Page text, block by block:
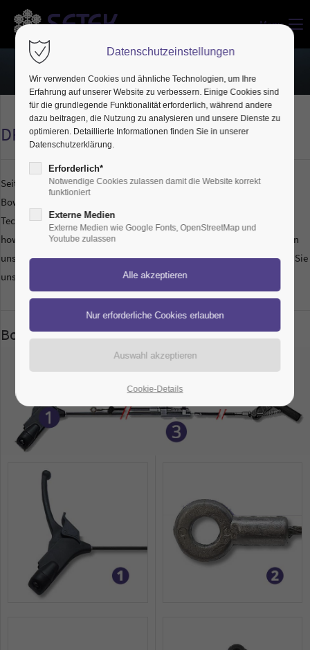
Menu
DRAHTSEIL- & BOWDENZUGTECHNIK
Seit der ersten Stunde entwickelt SETEK Seilzug- und
Bowdenzugsysteme und –bausätze aller Art. Dank unsrer hohen
Technologiedichte haben wir fundiertes Prozess- und Produkt-Know-
how und können alle Produkte für alle Branchen und Anwendungen in
unserem Unternehmen selbst realisieren. Unsere Teilevielfalt können Sie
unserem Standardteilekatalog entnehmen.
Bowdenzug-Beispiel
Datenschutzeinstellungen
Wir verwenden Cookies und ähnliche Technologien, um Ihre
Erfahrung auf unserer Website zu verbessern. Einige Cookies sind
für die grundlegende Funktionalität erforderlich, während andere
dazu beitragen, die Nutzung zu analysieren und unsere Dienste zu
optimieren. Detaillierte Informationen finden Sie in unserer
Datenschutzerklärung.
Erforderlich*
Notwendige Cookies zulassen damit die Website korrekt
funktioniert
Externe Medien
Externe Medien wie Google Fonts, OpenStreetMap und
Youtube zulassen
Cookie-Details